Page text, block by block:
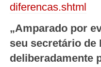
diferencas.shtml
„Amparado por
seu secretário de
deliberadamente